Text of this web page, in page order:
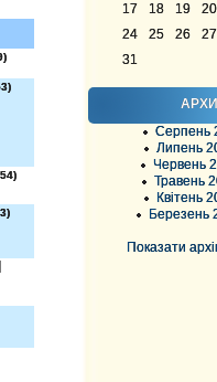
17
18 19 20
24
25 26 27
31
Серпень
Липень
Червень
Травень
Квітень
Березень
Показати